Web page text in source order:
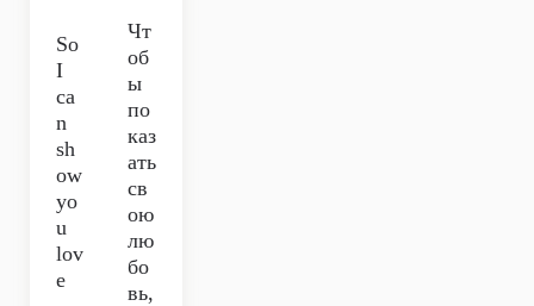
So
I
ca
n
sh
ow
yo
u
lov
e
Чт
об
ы
по
каз
ать
св
ою
лю
бо
вь,